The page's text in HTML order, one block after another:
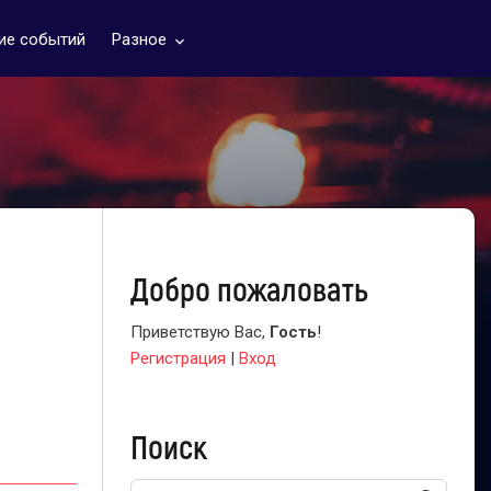
событий Разное keyboard_arrow_down
Добро пожаловать
Приветствую Вас, Гость!
Регистрация | Вход
Поиск